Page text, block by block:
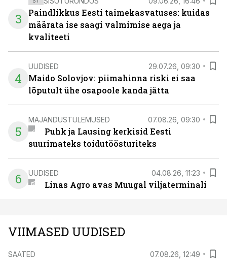
3
Paindlikkus Eesti taimekasvatuses: kuidas
määrata ise saagi valmimise aega ja
kvaliteeti
4
UUDISED 29.07.26, 09:30
Maido Solovjov: piimahinna riski ei saa
lõputult ühe osapoole kanda jätta
5
MAJANDUSTULEMUSED 07.08.26, 09:30
Puhk ja Lausing kerkisid Eesti
suurimateks toidutöösturiteks
6 UUDISED 04.08.26, 11:23
Linas Agro avas Muugal viljaterminali
VIIMASED UUDISED
SAATED 07.08.26, 12:49